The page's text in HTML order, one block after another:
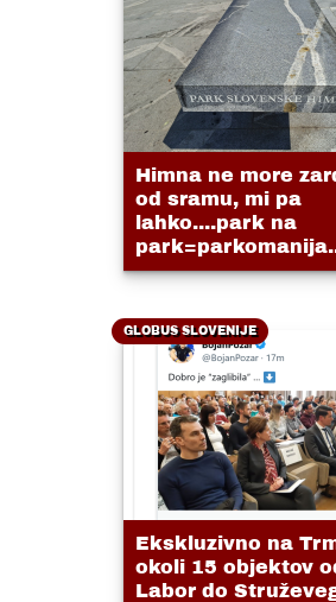
Himna ne more
od sramu, mi pa
lahko....park na
GLOBUS SLOVENIJE
Ekskluzivno na
okoli 15 objektov
Labor do